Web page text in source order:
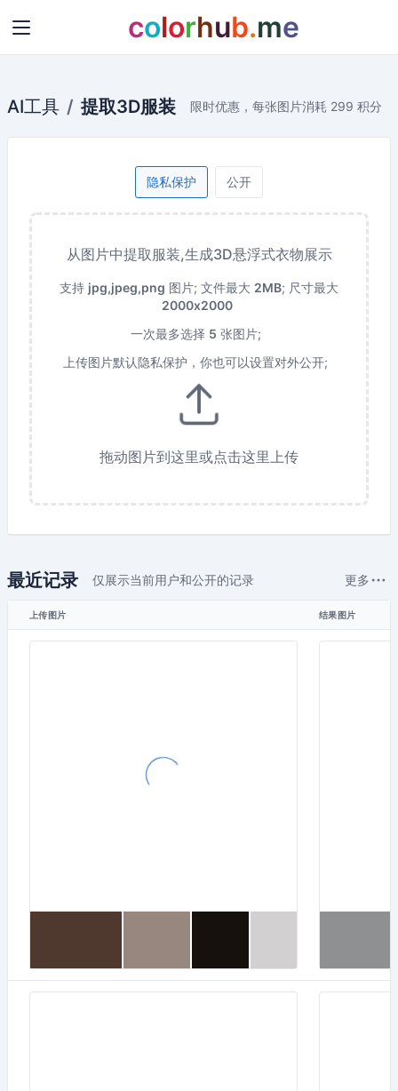
colorhub.me
AI工具 提取3D服装 限时优惠，每张图片消耗 299 积分
隐私保护 公开
从图片中提取服装,生成3D悬浮式衣物展示
支持 jpg,jpeg,png 图片; 文件最大 2MB; 尺寸最大
2000x2000
一次最多选择 5 张图片;
上传图片默认隐私保护，你也可以设置对外公开;
拖动图片到这里或点击这里上传
最近记录 仅展示当前用户和公开的记录 更多
上传图片 结果图片